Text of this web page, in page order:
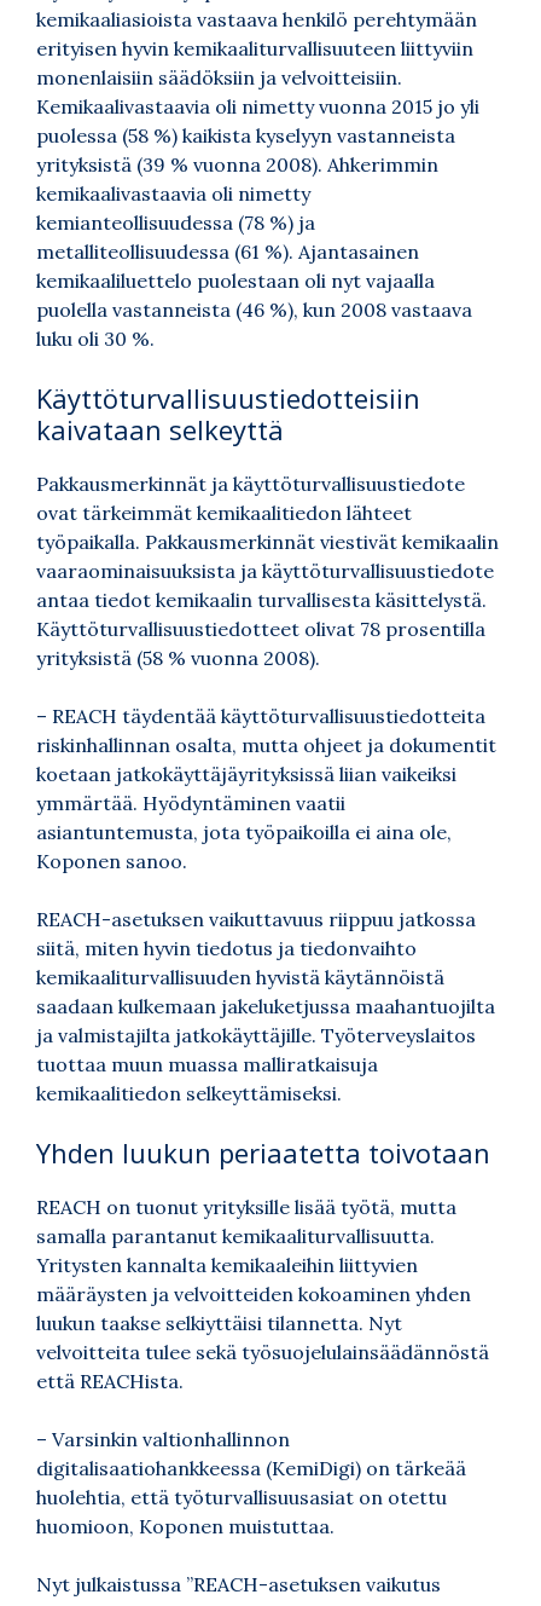
kemikaaliasioista vastaava henkilö perehtymään
erityisen hyvin kemikaaliturvallisuuteen liittyviin
monenlaisiin säädöksiin ja velvoitteisiin.
Kemikaalivastaavia oli nimetty vuonna 2015 jo yli
puolessa (58 %) kaikista kyselyyn vastanneista
yrityksistä (39 % vuonna 2008). Ahkerimmin
kemikaalivastaavia oli nimetty
kemianteollisuudessa (78 %) ja
metalliteollisuudessa (61 %). Ajantasainen
kemikaaliluettelo puolestaan oli nyt vajaalla
puolella vastanneista (46 %), kun 2008 vastaava
luku oli 30 %.
Käyttöturvallisuustiedotteisiin
kaivataan selkeyttä
Pakkausmerkinnät ja käyttöturvallisuustiedote
ovat tärkeimmät kemikaalitiedon lähteet
työpaikalla. Pakkausmerkinnät viestivät kemikaalin
vaaraominaisuuksista ja käyttöturvallisuustiedote
antaa tiedot kemikaalin turvallisesta käsittelystä.
Käyttöturvallisuustiedotteet olivat 78 prosentilla
yrityksistä (58 % vuonna 2008).
– REACH täydentää käyttöturvallisuustiedotteita
riskinhallinnan osalta, mutta ohjeet ja dokumentit
koetaan jatkokäyttäjäyrityksissä liian vaikeiksi
ymmärtää. Hyödyntäminen vaatii
asiantuntemusta, jota työpaikoilla ei aina ole,
Koponen sanoo.
REACH-asetuksen vaikuttavuus riippuu jatkossa
siitä, miten hyvin tiedotus ja tiedonvaihto
kemikaaliturvallisuuden hyvistä käytännöistä
saadaan kulkemaan jakeluketjussa maahantuojilta
ja valmistajilta jatkokäyttäjille. Työterveyslaitos
tuottaa muun muassa malliratkaisuja
kemikaalitiedon selkeyttämiseksi.
Yhden luukun periaatetta toivotaan
REACH on tuonut yrityksille lisää työtä, mutta
samalla parantanut kemikaaliturvallisuutta.
Yritysten kannalta kemikaaleihin liittyvien
määräysten ja velvoitteiden kokoaminen yhden
luukun taakse selkiyttäisi tilannetta. Nyt
velvoitteita tulee sekä työsuojelulainsäädännöstä
että REACHista.
– Varsinkin valtionhallinnon
digitalisaatiohankkeessa (KemiDigi) on tärkeää
huolehtia, että työturvallisuusasiat on otettu
huomioon, Koponen muistuttaa.
Nyt julkaistussa ”REACH-asetuksen vaikutus